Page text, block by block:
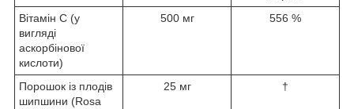
Вітамін C (у
вигляді
аскорбінової
кислоти)
500 мг 556 %
Порошок із плодів
шипшини (Rosa
25 мг †